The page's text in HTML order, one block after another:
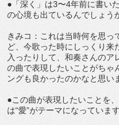
●「深く」は3〜4年前に書い
の心境も出ているんでしょう
きみコ：これは当時何を思っ
ど、今歌った時にしっくり来
入ったりして、和奏さんのア
の曲で表現したいことがちゃ
ングも良かったのかなと思い
●この曲が表現したいことを
は“愛”がテーマになっています